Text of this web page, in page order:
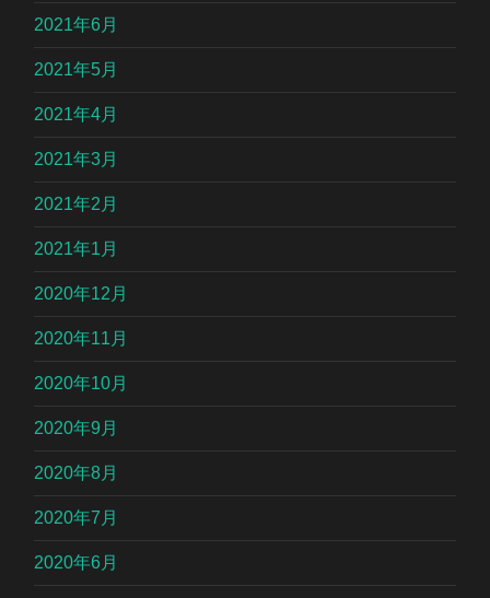
2021年6月
2021年5月
2021年4月
2021年3月
2021年2月
2021年1月
2020年12月
2020年11月
2020年10月
2020年9月
2020年8月
2020年7月
2020年6月